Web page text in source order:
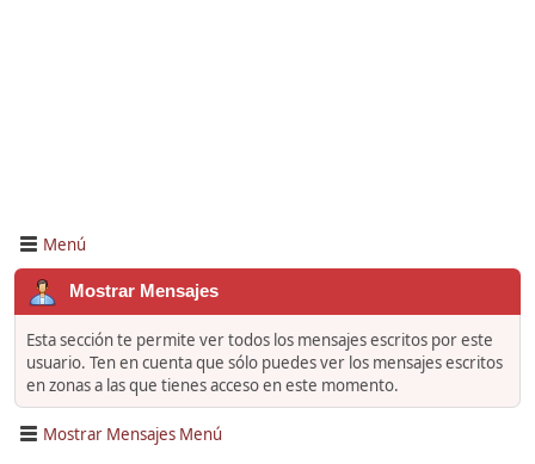
Menú
Mostrar Mensajes
Esta sección te permite ver todos los mensajes escritos por este
usuario. Ten en cuenta que sólo puedes ver los mensajes escritos
en zonas a las que tienes acceso en este momento.
Mostrar Mensajes Menú